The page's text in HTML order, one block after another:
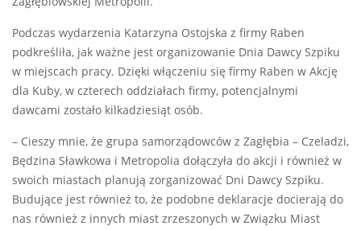
Podczas wydarzenia Katarzyna Ostojska z firmy Raben
podkreśliła, jak ważne jest organizowanie Dnia Dawcy Szpiku
w miejscach pracy. Dzięki włączeniu się firmy Raben w Akcję
dla Kuby, w czterech oddziałach firmy, potencjalnymi
dawcami zostało kilkadziesiąt osób.
– Cieszy mnie, że grupa samorządowców z Zagłębia – Czeladzi,
Będzina Sławkowa i Metropolia dołączyła do akcji i również w
swoich miastach planują zorganizować Dni Dawcy Szpiku.
Budujące jest również to, że podobne deklaracje docierają do
nas również z innych miast zrzeszonych w Związku Miast